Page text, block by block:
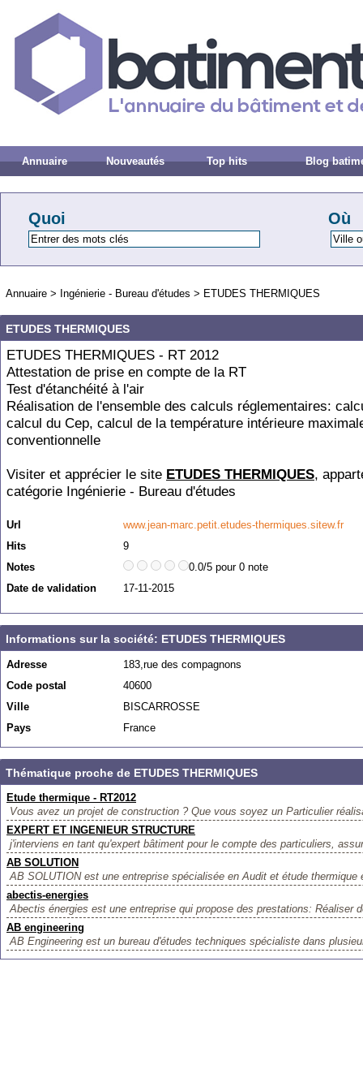
Annuaire Nouveautés Top hits Blog
Quoi Où
Annuaire > Ingénierie - Bureau d'études > ETUDES THERMIQUES
ETUDES THERMIQUES
ETUDES THERMIQUES - RT 2012
Attestation de prise en compte de la RT
Test d'étanchéité à l'air
Réalisation de l'ensemble des calculs réglementaires:
calcul du Cep, calcul de la température intérieure
conventionnelle
Visiter et apprécier le site ETUDES THERMIQUES,
catégorie Ingénierie - Bureau d'études
Url
www.jean-marc.petit.etudes-thermiques.sitew.fr
Hits
9
Notes
0.0/5 pour 0 note
Date de validation
17-11-2015
Informations sur la société: ETUDES THERMIQUES
Adresse
183,rue des compagnons
Code postal
40600
Ville
BISCARROSSE
Pays
France
Thématique proche de ETUDES THERMIQUES
Etude thermique - RT2012
Vous avez un projet de construction ? Que vous soyez un Particulier
EXPERT ET INGENIEUR STRUCTURE
j'interviens en tant qu'expert bâtiment pour le compte des particuliers,
AB SOLUTION
AB SOLUTION est une entreprise spécialisée en Audit et étude thermique
abectis-energies
Abectis énergies est une entreprise qui propose des prestations: Réaliser
AB engineering
AB Engineering est un bureau d'études techniques spécialiste dans